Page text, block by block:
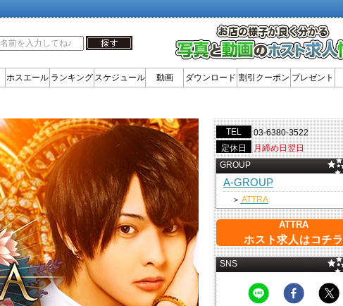
ホスエール ランキング スケジュール 動画 ダウンロード 割引クーポン プレゼント
TEL
03-6380-3522
定休日
月締め日翌日
GROUP
A-GROUP
> ATTRA
ATTRA
ホスト求人はコチラ
SNS